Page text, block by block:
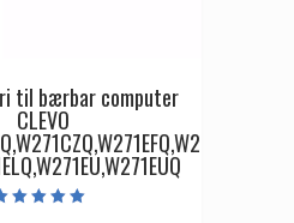
til bærbar computer
CLEVO